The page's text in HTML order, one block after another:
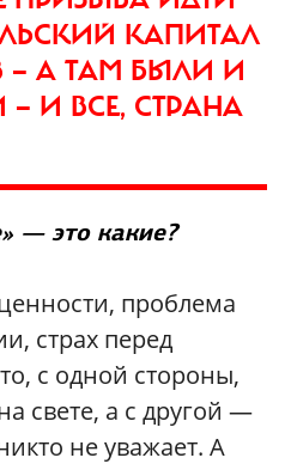
КАПИТАЛ
А ТАМ БЫЛИ И
И ВСЕ, СТРАНА
— это какие?
проблема
страх перед
с одной стороны,
свете, а с другой —
не уважает. А